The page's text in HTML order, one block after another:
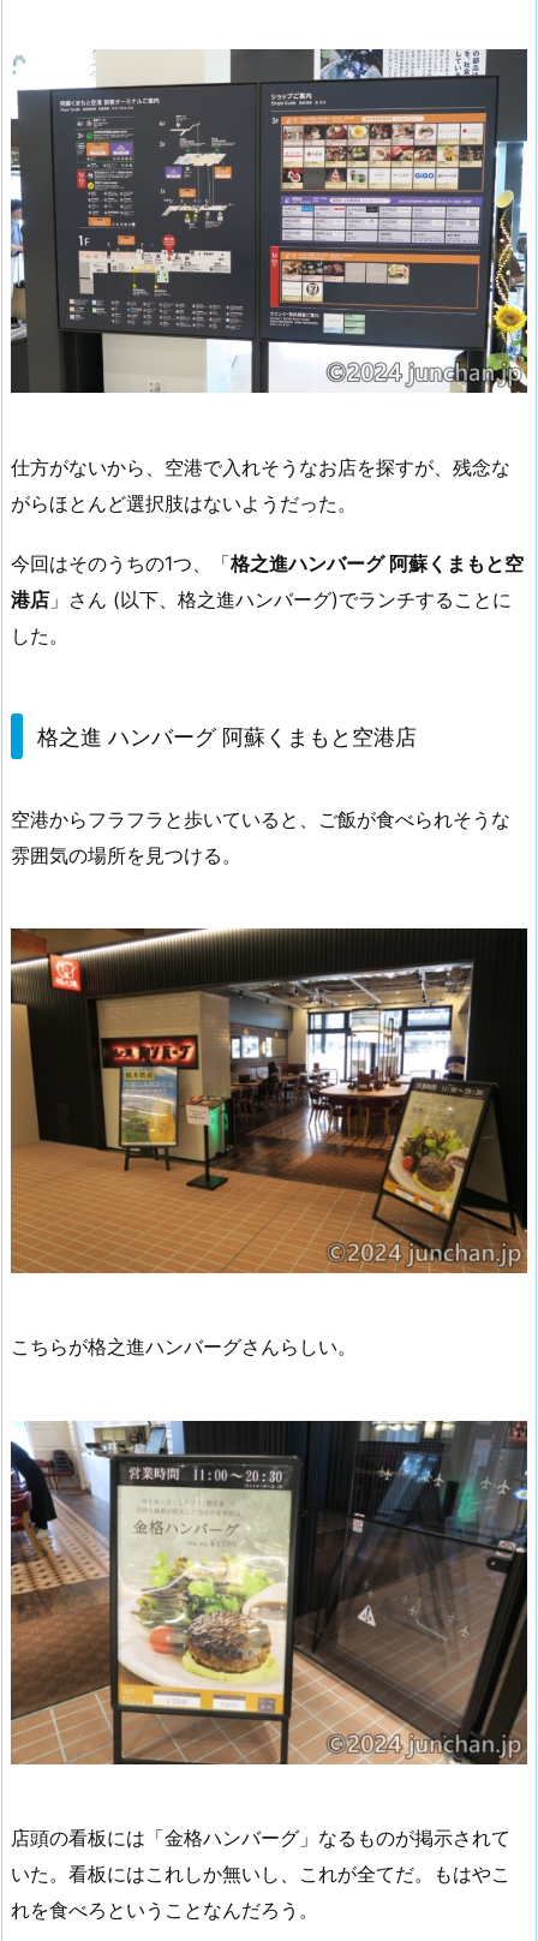
仕方がないから、空港で入れそうなお店を探すが、残念な
がらほとんど選択肢はないようだった。
今回はそのうちの1つ、「格之進ハンバーグ 阿蘇くまもと空
港店 」さん (以下、格之進ハンバーグ)でランチすることに
した。
格之進 ハンバーグ 阿蘇くまもと空港店
空港からフラフラと歩いていると、ご飯が食べられそうな
雰囲気の場所を見つける。
こちらが格之進ハンバーグさんらしい。
店頭の看板には「金格ハンバーグ」なるものが掲示されて
いた。看板にはこれしか無いし、これが全てだ。もはやこ
れを食べろということなんだろう。